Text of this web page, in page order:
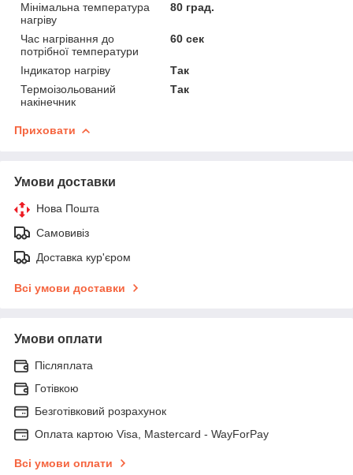
Мінімальна температура
нагріву
80 град.
Час нагрівання до
потрібної температури
60 сек
Індикатор нагріву
Так
Термоізольований
накінечник
Так
Приховати
Умови доставки
Нова Пошта
Самовивіз
Доставка кур'єром
Всі умови доставки
Умови оплати
Післяплата
Готівкою
Безготівковий розрахунок
Оплата картою Visa, Mastercard - WayForPay
Всі умови оплати